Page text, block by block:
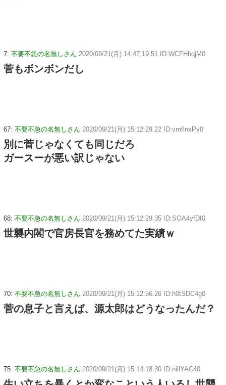
7: 不要不急の名無しさん 2020/09/21(月) 14:47:19.51 ID:WCFHhqjM0
菅もボンボンだし
67: 不要不急の名無しさん 2020/09/21(月) 15:12:29.22 ID:vmflnxPv0
別に菅じゃなくても同じだろ
ガースーが悪い訳じゃない
68: 不要不急の名無しさん 2020/09/21(月) 15:12:29.35 ID:SOA4yfDI0
世襲内閣で官房長官を務めてた実績ｗ
70: 不要不急の名無しさん 2020/09/21(月) 15:12:56.26 ID:h0tSDC4g0
菅の息子と言えば、源太郎はどうなったんだ？
75: 不要不急の名無しさん 2020/09/21(月) 15:14:18.30 ID:nillYAC40